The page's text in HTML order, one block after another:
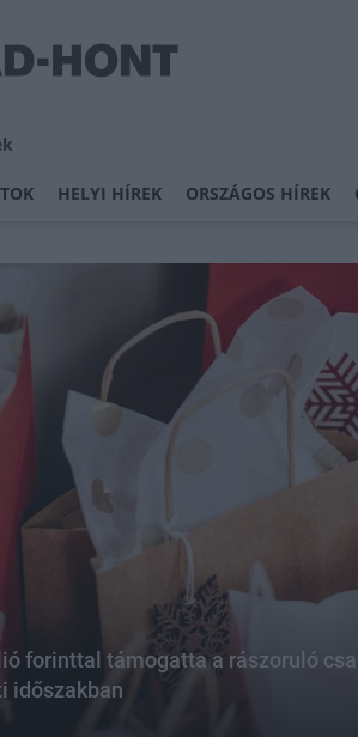
HELYI HÍREK ORSZÁGOS HÍREK
forinttal támogatta a rászoruló
időszakban